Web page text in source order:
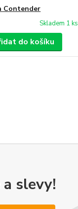
Contender
Skladem 1 ks
do košíku
slevy!